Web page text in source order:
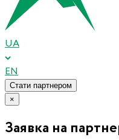
UA
EN
Стати партнером
×
Заявка на